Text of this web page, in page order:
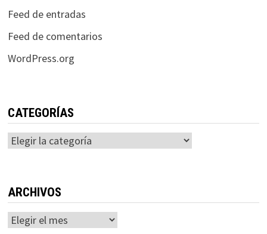
Feed de entradas
Feed de comentarios
WordPress.org
CATEGORÍAS
Categorías
ARCHIVOS
Archivos